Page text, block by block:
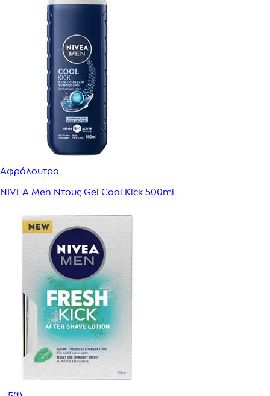
Αφρόλουτρο
NIVEA Men Ντους Gel Cool Kick 500ml